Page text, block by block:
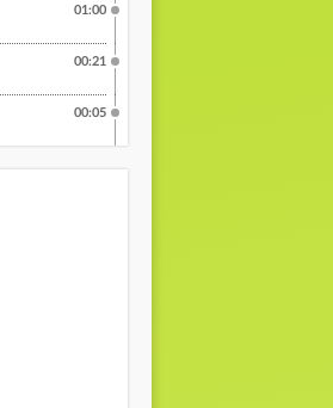
01:00
00:21
00:05